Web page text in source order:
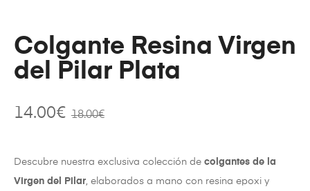
Colgante Resina Virgen
del Pilar Plata
18.00€
14.00€
Descubre nuestra exclusiva colección de colgantes de la
Virgen del Pilar, elaborados a mano con resina epoxi y